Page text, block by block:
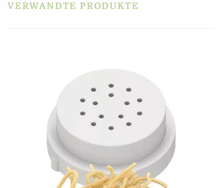
VERWANDTE PRODUKTE